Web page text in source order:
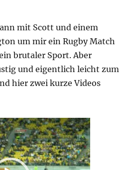
mit Scott und einem
um mir ein Rugby Match
brutaler Sport. Aber
und eigentlich leicht zum
hier zwei kurze Videos